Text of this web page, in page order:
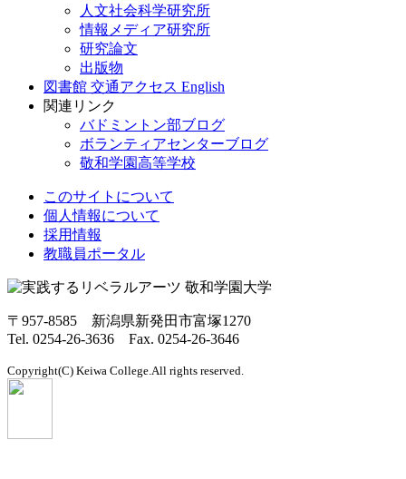
人文社会科学研究所
情報メディア研究所
研究論文
出版物
図書館 交通アクセス English
関連リンク
バドミントン部ブログ
ボランティアセンターブログ
敬和学園高等学校
このサイトについて
個人情報について
採用情報
教職員ポータル
〒957-8585 新潟県新発田市富塚1270
Tel. 0254-26-3636 Fax. 0254-26-3646
Copyright(C) Keiwa College.All rights reserved.